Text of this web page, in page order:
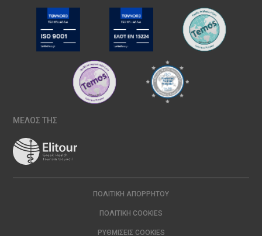
ΜΕΛΟΣ ΤΗΣ
ΠΟΛΙΤΙΚΉ ΑΠΟΡΡΉΤΟΥ
ΠΟΛΙΤΙΚΉ COOKIES
ΡΥΘΜΊΣΕΙΣ COOKIES